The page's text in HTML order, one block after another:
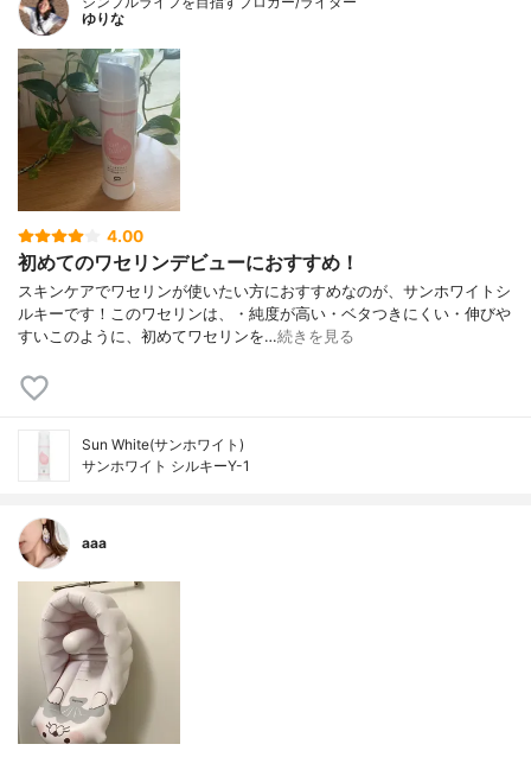
ゆりな
4.00
初めてのワセリンデビューにおすすめ！
スキンケアでワセリンが使いたい方におすすめなのが、サンホワイトシ
ルキーです！このワセリンは、・純度が高い・ベタつきにくい・伸びや
すいこのように、初めてワセリンを…続きを見る
Sun White(サンホワイト)
サンホワイト シルキーY-1
aaa